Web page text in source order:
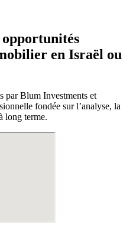
opportunités
en Israël ou
par Blum Investments et
fondée sur l’analyse, la
long terme.